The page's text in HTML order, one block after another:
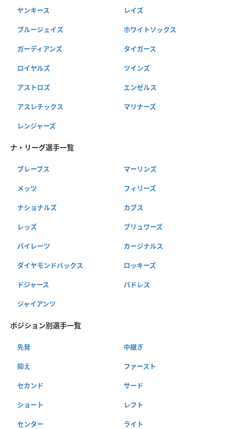
ヤンキース レイズ
ブルージェイズ ホワイトソックス
ガーディアンズ タイガース
ロイヤルズ ツインズ
アストロズ エンゼルス
アスレチックス マリナーズ
レンジャーズ
ナ・リーグ選手一覧
ブレーブス マーリンズ
メッツ フィリーズ
ナショナルズ カブス
レッズ ブリュワーズ
パイレーツ カージナルス
ダイヤモンドバックス ロッキーズ
ドジャース パドレス
ジャイアンツ
ポジション別選手一覧
先発 中継ぎ
抑え ファースト
セカンド サード
ショート レフト
センター ライト